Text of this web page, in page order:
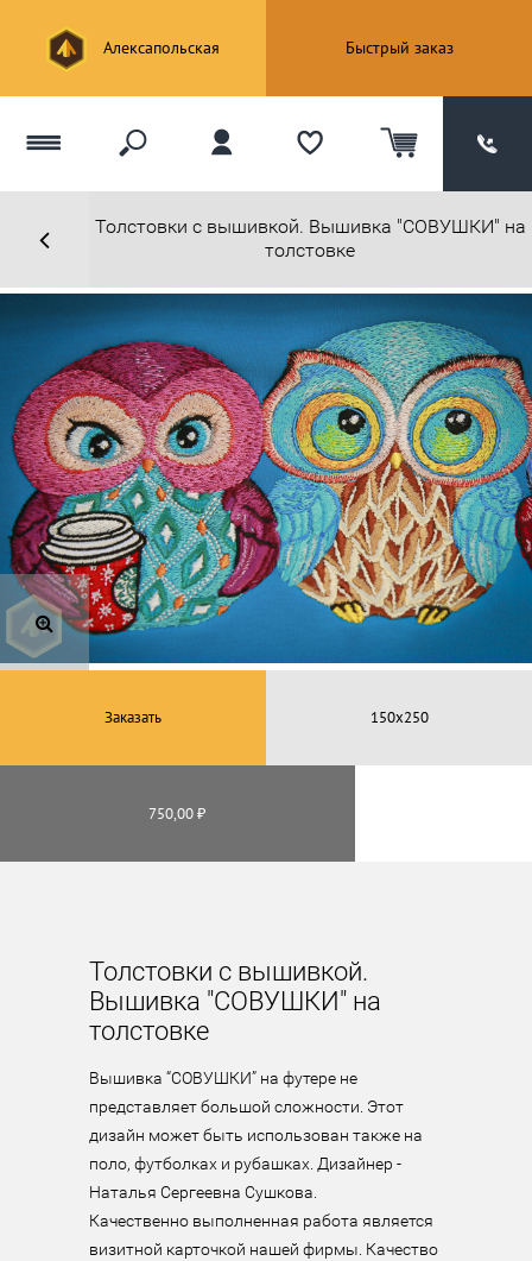
Алексапольская Быстрый заказ
Толстовки с вышивкой. Вышивка "СОВУШКИ" на
толстовке
Толстовки с вышивкой.
Вышивка "СОВУШКИ" на
толстовке
Вышивка “СОВУШКИ” на футере не
представляет большой сложности. Этот
дизайн может быть использован также на
поло, футболках и рубашках. Дизайнер -
Наталья Сергеевна Сушкова.
Качественно выполненная работа является
визитной карточкой нашей фирмы. Качество
750,00 ₽
Заказать